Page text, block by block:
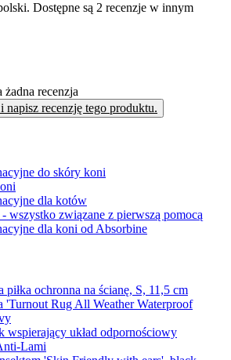
Dostępne są 2 recenzje w innym
żadna recenzja
napisz recenzję tego produktu.
do skóry koni
dla kotów
wszystko związane z pierwszą pomocą
dla koni od Absorbine
piłka ochronna na ścianę, S, 11,5 cm
'Turnout Rug All Weather Waterproof
wspierający układ odpornościowy
Lami